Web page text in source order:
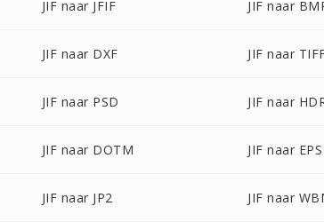
JIF naar JFIF JIF naar
JIF naar DXF JIF naar
JIF naar PSD JIF naar
JIF naar DOTM JIF naar EPS
JIF naar JP2 JIF naar